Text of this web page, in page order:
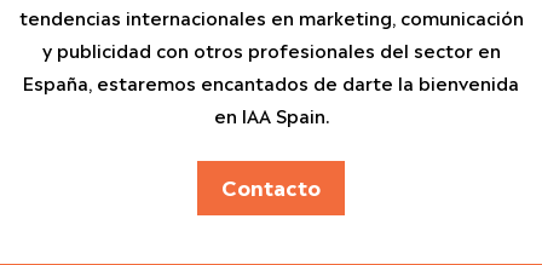
tendencias internacionales en marketing, comunicación
y publicidad con otros profesionales del sector en
España, estaremos encantados de darte la bienvenida
en IAA Spain.
Contacto